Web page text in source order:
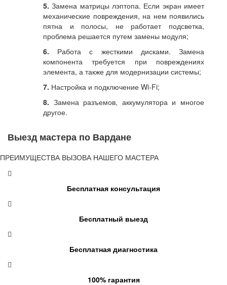
5. Замена матрицы лэптопа. Если экран имеет
механические повреждения, на нем появились
пятна и полосы, не работает подсветка,
проблема решается путем замены модуля;
6. Работа с жесткими дисками. Замена
компонента требуется при повреждениях
элемента, а также для модернизации системы;
7. Настройка и подключение Wi-Fi;
8. Замена разъемов, аккумулятора и многое
другое.
Выезд мастера по Вардане
ПРЕИМУЩЕСТВА ВЫЗОВА НАШЕГО МАСТЕРА
Бесплатная консультация
Бесплатный выезд
Бесплатная диагностика
100% гарантия